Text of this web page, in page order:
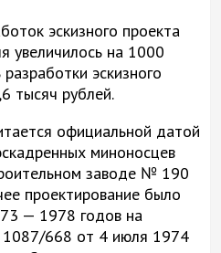
эскизного проекта
увеличилось на 1000
эскизного
тысяч рублей.
официальной датой
миноносцев
заводе № 190
проектирование было
— 1978 годов на
668 от 4 июля 1974